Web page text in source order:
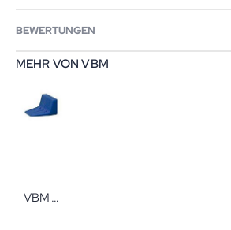
BEWERTUNGEN
MEHR VON VBM
VBM Bremskeil aus Silikon groß